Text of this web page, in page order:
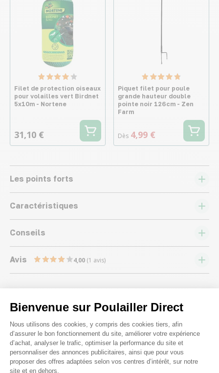
Bienvenue sur Poulailler Direct
Plateforme de Gestion du
Nous utilisons des cookies, y compris des cookies tiers, afin
d’assurer le bon fonctionnement du site, améliorer votre expérience
d’achat, analyser le trafic, optimiser la performance du site et
personnaliser des annonces publicitaires, ainsi que pour vous
proposer des offres adaptées selon vos centres d’intérêt, sur notre
site et en dehors.
Filet de protection oiseaux
pour volailles vert Birdnet
5x10m - Nortene
31,10 €
Piquet filet pour poule
grande hauteur double
pointe noir 126cm - Zen
Farm
Dès 4,99 €
Les points forts
Caractéristiques
Conseils
Avis 4,00 (1 avis)
Nous répondons à toutes vos
questions ;)